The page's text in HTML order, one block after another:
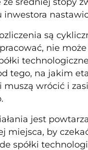
inwestora
są
nie
tego, na jakim
muszą wrócić i
jest
miejsca, by
spółki